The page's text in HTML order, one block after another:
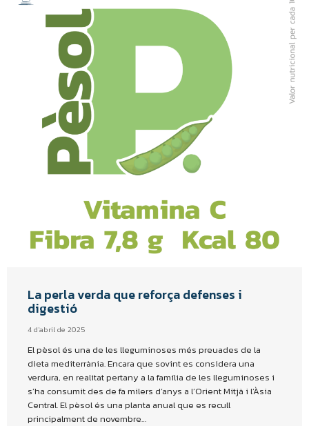
La perla verda que reforça defenses i
digestió
4 d'abril de 2025
El pèsol és una de les lleguminoses més preuades de la
dieta mediterrània. Encara que sovint es considera una
verdura, en realitat pertany a la família de les lleguminoses i
s’ha consumit des de fa milers d’anys a l’Orient Mitjà i l’Àsia
Central. El pèsol és una planta anual que es recull
principalment de novembre…